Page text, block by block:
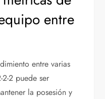
entre
entre varias
2 puede ser
la posesión y